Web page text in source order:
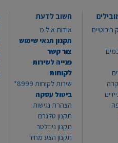
חשוב לדעת
אודות א.ל.מ
תקנון תנאי שימוש
צור קשר
פנייה לשירות
לקוחות
שירות לקוחות 8999*
ביטול עסקה
הצהרת נגישות
תקנון טלגרם
תקנון ניוזלטר
תקנון הצע מחיר